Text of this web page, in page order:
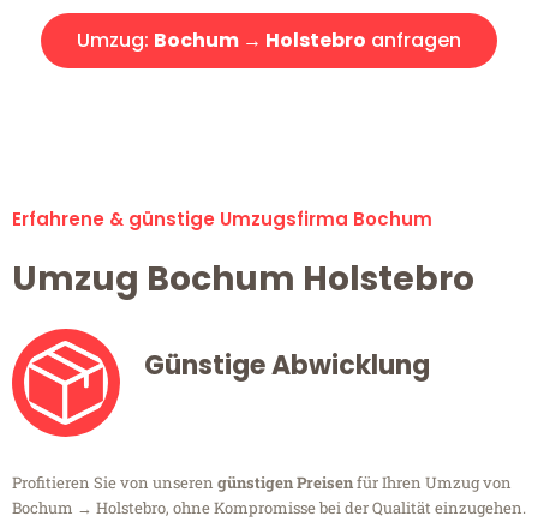
Umzug: Bochum → Holstebro anfragen
Erfahrene & günstige Umzugsfirma Bochum
Umzug Bochum Holstebro
Günstige Abwicklung
Profitieren Sie von unseren günstigen Preisenfür Ihren Umzug von
Bochum → Holstebro, ohne Kompromisse bei der Qualität einzugehen.